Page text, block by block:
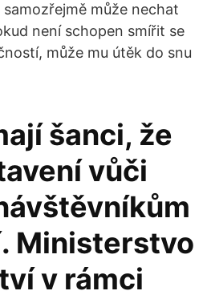
může nechat
není schopen smířit se
může mu útěk do snu
šanci, že
vůči
Ministerstvo
v rámci